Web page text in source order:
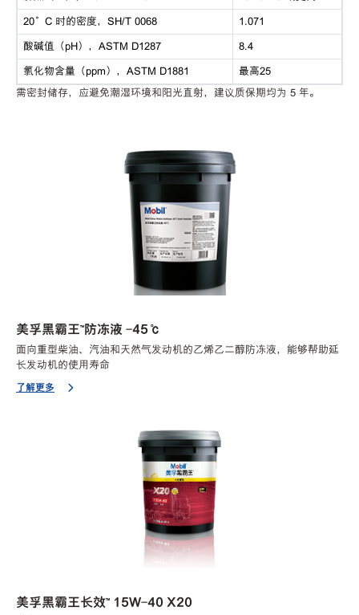
20°C 时的密度，SH/T 0068 1.071
酸碱值（pH），ASTM D1287 8.4
氯化物含量（ppm），ASTM D1881
最高25
需密封储存，应避免潮湿环境和阳光直射，建议质保期均为 5 年。
美孚黑霸王™防冻液 -45℃
面向重型柴油、汽油和天然气发动机的乙烯乙二醇防冻液，能够帮助延
长发动机的使用寿命
了解更多
美孚黑霸王长效™ 15W-40 X20